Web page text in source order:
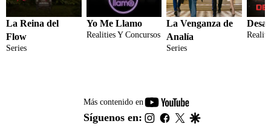
La Reina del
Flow
Series
Yo Me Llamo
Realities Y Concursos
La Venganza de
Analía
Series
Más contenido en
youtube-
footer
Síguenos en: instagram
facebook
twitter